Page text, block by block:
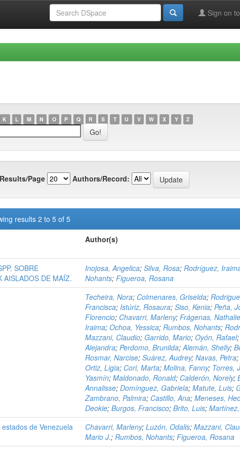
Sign on
K L M N O P Q R S T U V W X Y Z
Results/Page Authors/Record:
results 2 to 5 of 5
Author(s)
SOBRE
AISLADOS DE MAÍZ.
Inojosa, Angelica; Silva, Rosa; Rodríguez,
Nohants; Figueroa, Rosana
Techeira, Nora; Colmenares, Griselda;
Francisca; Istúriz, Rosaura; Siso, Kenia; Peña,
Florencio; Chavarri, Marleny; Frágenas, Nathalie
Iraima; Ochoa, Yessica; Rumbos, Nohants;
Mazzani, Claudio; Garrido, Mario; Oyón, Rafael;
Alejandra; Perdomo, Brunilda;Alemán, Shelly;
Rosmar, Narcise; Suárez, Audrey; Navas, Petra;
Ortiz, Ligia; Cori, Marta; Molina, Fanny; Torres,
Yasmín; Maldonado, Ronald; Calderón, Norely;
Annalisse; Domínguez, Gabriela; Matute, Luis;
Zambrano, Palmira; Castillo, Ana; Meneses,
Deokie; Burgos, Francisco; Brito, Luis;
de Venezuela Chavarri, Marleny; Luzón, Odalis; Mazzani,
Mario J.; Rumbos, Nohants; Figueroa, Rosana